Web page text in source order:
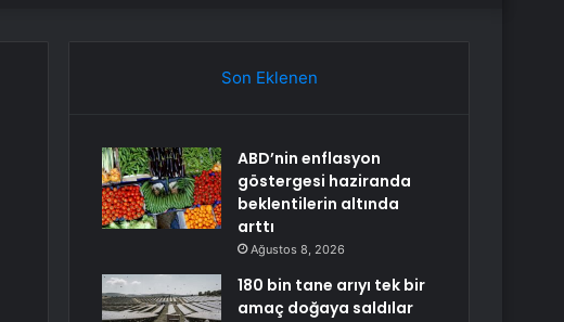
Son Eklenen
ABD’nin enflasyon
göstergesi haziranda
beklentilerin altında
arttı
Ağustos 8, 2026
180 bin tane arıyı tek bir
amaç doğaya saldılar